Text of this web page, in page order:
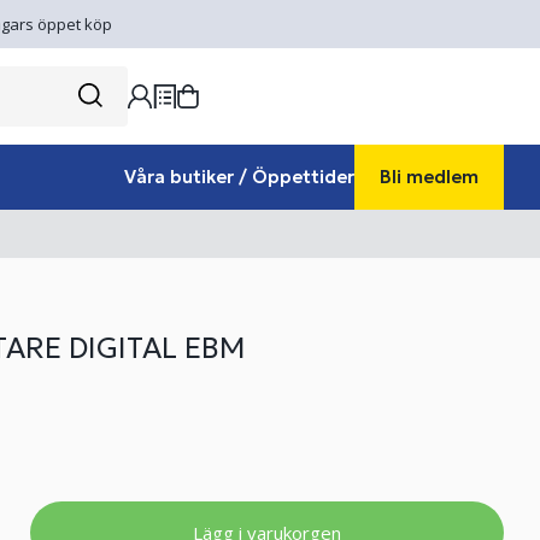
öppet köp
Våra butiker / Öppettider Bli medlem
DIGITAL EBM
Lägg i varukorgen